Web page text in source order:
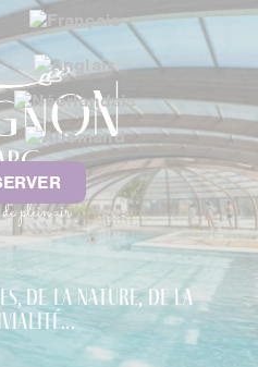
de la nature, de la